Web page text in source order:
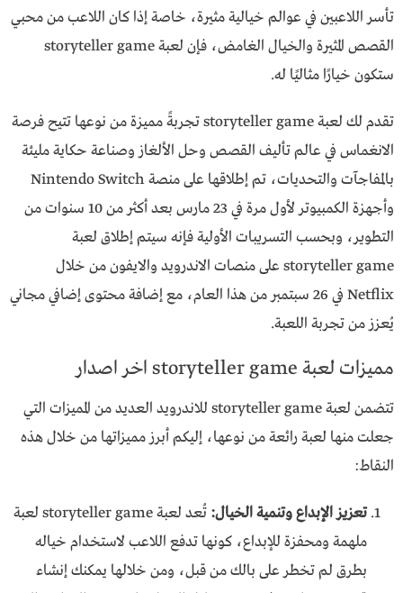
تأسر اللاعبين في عوالم خيالية مثيرة، خاصة إذا كان اللاعب من محبي
القصص المثيرة والخيال الغامض، فإن لعبة storyteller game
ستكون خيارًا مثاليًا له.
تقدم لك لعبة storyteller game تجربةً مميزة من نوعها تتيح فرصة
الانغماس في عالم تأليف القصص وحل الألغاز وصناعة حكاية مليئة
بالمفاجآت والتحديات، تم إطلاقها على منصة Nintendo Switch
وأجهزة الكمبيوتر لأول مرة في 23 مارس بعد أكثر من 10 سنوات من
التطوير، وبحسب التسريبات الأولية فإنه سيتم إطلاق لعبة
storyteller game على منصات الاندرويد والايفون من خلال
Netflix في 26 سبتمبر من هذا العام، مع إضافة محتوى إضافي مجاني
يُعزز من تجربة اللعبة.
مميزات لعبة storyteller game اخر اصدار
تتضمن لعبة storyteller game للاندرويد العديد من المميزات التي
جعلت منها لعبة رائعة من نوعها، إليكم أبرز مميزاتها من خلال هذه
النقاط:
تعزيز الإبداع وتنمية الخيال:
تُعد لعبة storyteller game لعبة
ملهمة ومحفزة للإبداع، كونها تدفع اللاعب لاستخدام خياله
بطرق لم تخطر على بالك من قبل، ومن خلالها يمكنك إنشاء